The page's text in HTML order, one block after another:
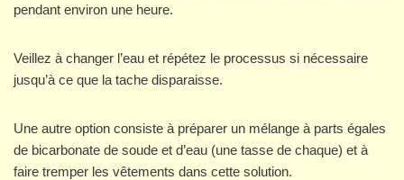
pendant environ une heure.
Veillez à changer l’eau et répétez le processus si nécessaire
jusqu’à ce que la tache disparaisse.
Une autre option consiste à préparer un mélange à parts égales
de bicarbonate de soude et d’eau (une tasse de chaque) et à
faire tremper les vêtements dans cette solution.